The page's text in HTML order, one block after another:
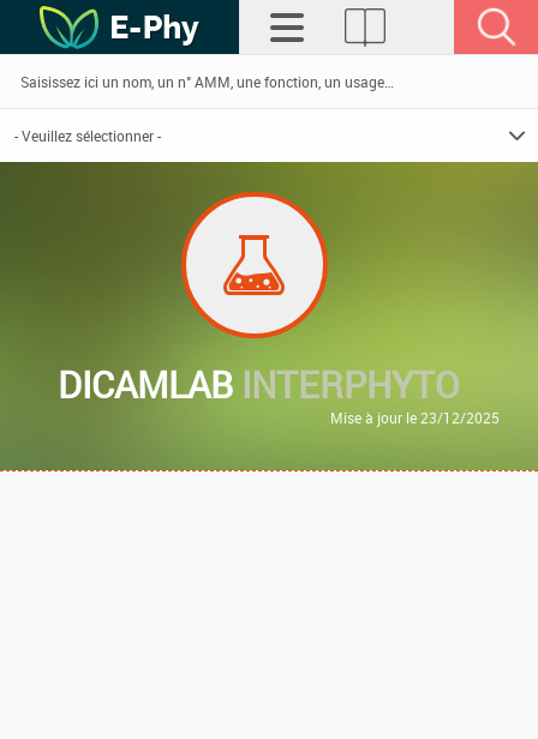
DICAMLAB INTERPHYTO
Mise à jour le 23/12/2025